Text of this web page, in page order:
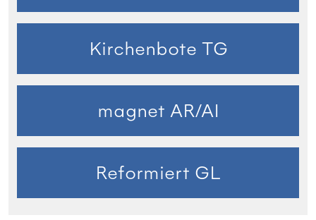
Kirchenbote TG
magnet AR/AI
Reformiert GL